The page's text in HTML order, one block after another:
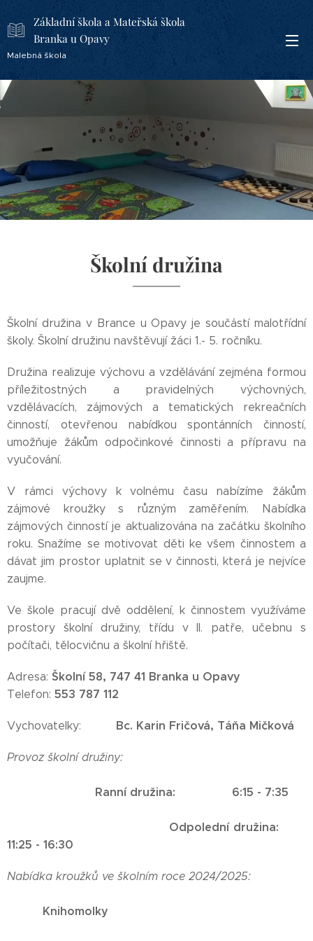
Základní škola a Mateřská škola
Branka u Opavy
Malebná škola
Školní družina
Školní družina v Brance u Opavy je součástí malotřídní
školy. Školní družinu navštěvují žáci 1.- 5. ročníku.
Družina realizuje výchovu a vzdělávání zejména formou
příležitostných a pravidelných výchovných,
vzdělávacích, zájmových a tematických rekreačních
činností, otevřenou nabídkou spontánních činností,
umožňuje žákům odpočinkové činnosti a přípravu na
vyučování.
V rámci výchovy k volnému času nabízíme žákům
zájmové kroužky s různým zaměřením. Nabídka
zájmových činností je aktualizována na začátku školního
roku. Snažíme se motivovat děti ke všem činnostem a
dávat jim prostor uplatnit se v činnosti, která je nejvíce
zaujme.
Ve škole pracují dvě oddělení, k činnostem využíváme
prostory školní družiny, třídu v II. patře, učebnu s
počítači, tělocvičnu a školní hřiště.
Adresa: Školní 58, 747 41 Branka u Opavy
Telefon: 553 787 112
Vychovatelky: Bc. Karin Fričová, Táňa Mičková
Provoz školní družiny:
Ranní družina: 6:15 - 7:35
Odpolední družina:
11:25 - 16:30
Nabídka kroužků ve školním roce 2024/2025:
Knihomolky